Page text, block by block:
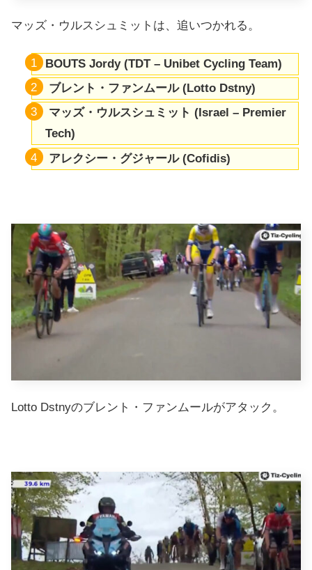
マッズ・ウルスシュミットは、追いつかれる。
BOUTS Jordy (TDT – Unibet Cycling Team)
ブレント・ファンムール (Lotto Dstny)
マッズ・ウルスシュミット (Israel – Premier
Tech)
アレクシー・グジャール (Cofidis)
Lotto Dstnyのブレント・ファンムールがアタック。